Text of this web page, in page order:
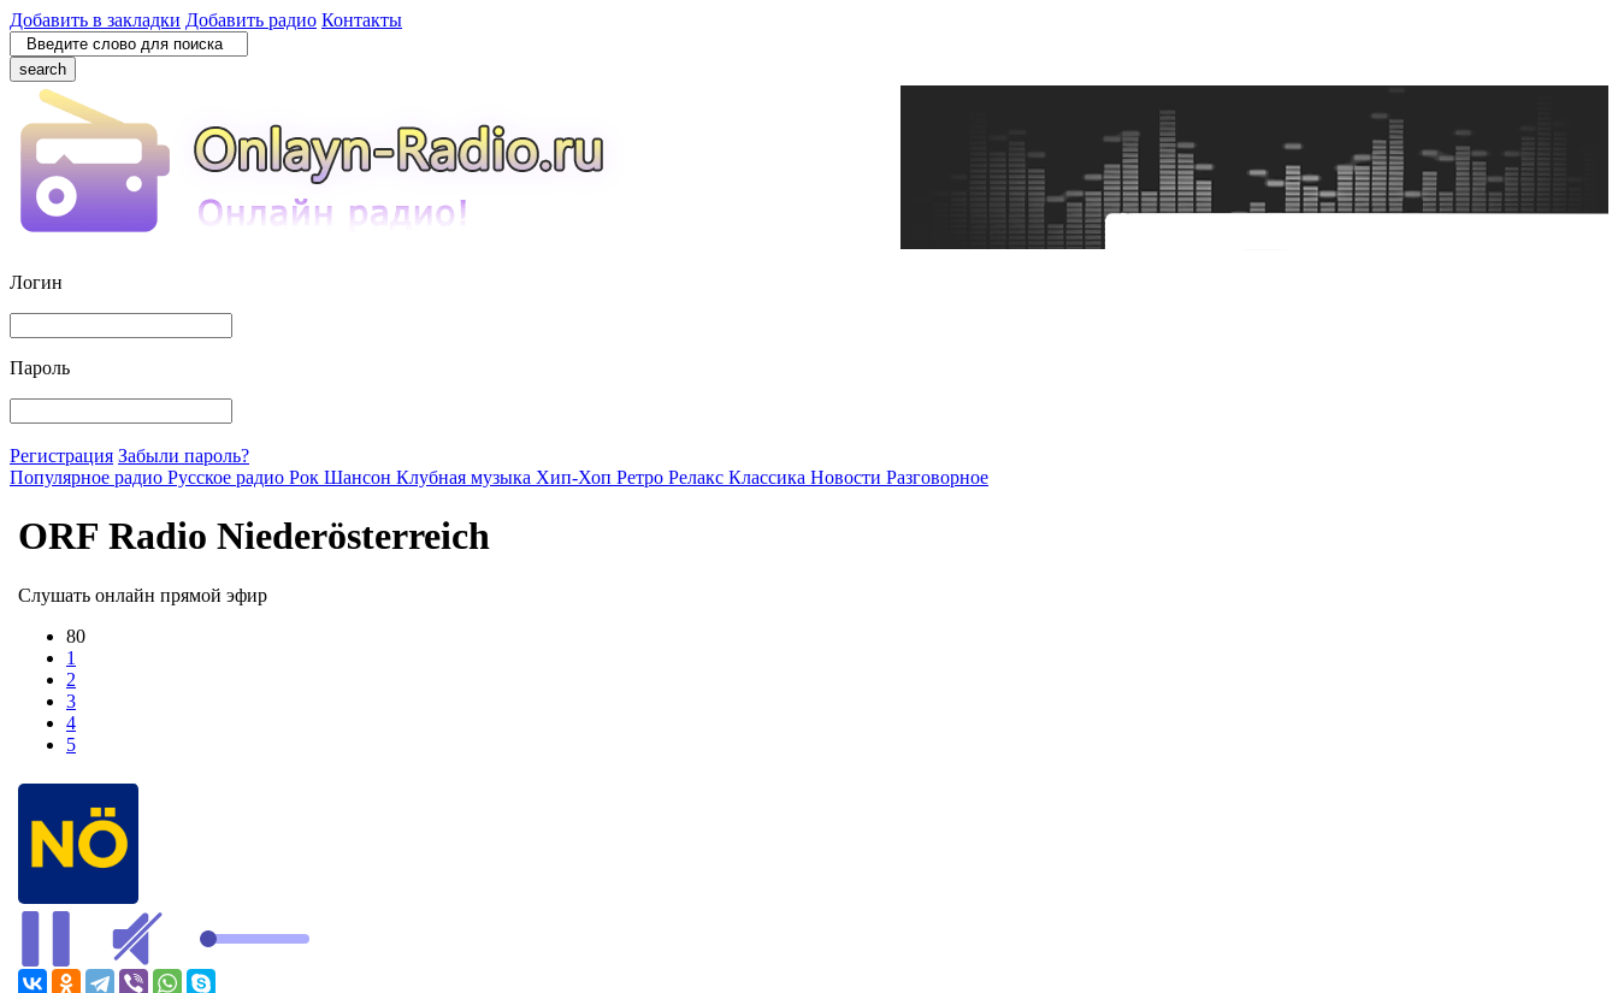
Добавить в закладки Добавить радио Контакты
search
Логин
Пароль
Регистрация Забыли пароль?
Популярное радио Русское радио Рок Шансон Клубная музыка Хип-Хоп Ретро Релакс Классика Новости Разговорное
ORF Radio Niederösterreich
Слушать онлайн прямой эфир
80
1
2
3
4
5